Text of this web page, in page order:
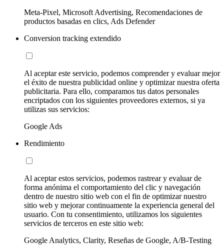
Meta-Pixel, Microsoft Advertising, Recomendaciones de
productos basadas en clics, Ads Defender
Conversion tracking extendido
Al aceptar este servicio, podemos comprender y evaluar mejor
el éxito de nuestra publicidad online y optimizar nuestra oferta
publicitaria. Para ello, comparamos tus datos personales
encriptados con los siguientes proveedores externos, si ya
utilizas sus servicios:
Google Ads
Rendimiento
Al aceptar estos servicios, podemos rastrear y evaluar de
forma anónima el comportamiento del clic y navegación
dentro de nuestro sitio web con el fin de optimizar nuestro
sitio web y mejorar continuamente la experiencia general del
usuario. Con tu consentimiento, utilizamos los siguientes
servicios de terceros en este sitio web:
Google Analytics, Clarity, Reseñas de Google, A/B-Testing